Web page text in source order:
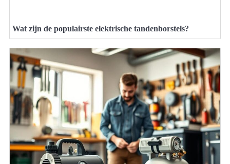
Wat zijn de populairste elektrische tandenborstels?